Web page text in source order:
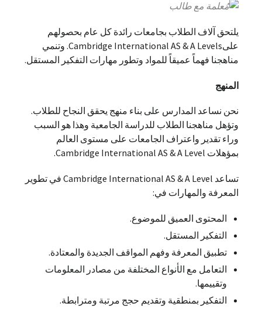
يلتحق آلاف الطلاب بجامعات رائدة كل عام بحصولهم
علىCambridge International AS & A Levels. وتنمي
مناهجنا فهماً عميقاً للمواد وتطور مهارات التفكير المستقل.
المنهج
نحن نساعد المدارس على بناء منهج يحقق النجاح للطلاب.
وتؤهل مناهجنا الطلاب للدراسة الجامعية وهذا هو السبب
وراء تقدير واعتراف الجامعات على مستوى العالم
بمؤهلات Cambridge International AS & A Level.
تساعد Cambridge International AS & A Level في تطوير
المعرفة والمهارات في:
المحتوى العميق للموضوع.
التفكير المستقل.
تطبيق المعرفة وفهم المواقف الجديدة والمعتادة.
التعامل مع الأنواع المختلفة من مصادر المعلومات
وتقييمها.
التفكير بمنطقية وتقديم حجج مرتبة ومترابطة.